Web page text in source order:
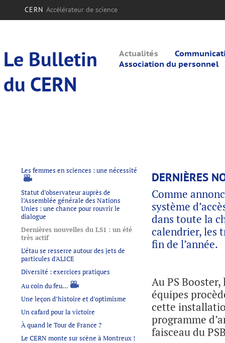
CERN Accélérateur de science
Le Bulletin
du CERN
Actualités
Association du personnel
Les femmes en sciences : une nécessité
Statut d’observateur auprès de
l’Assemblée générale des Nations
Unies : une chance pour rouvrir le
dialogue
Dernières nouvelles du LS1 : un été
très actif
L’étau se resserre autour des jets de
particules d'ALICE
Diversité : exercices pratiques
Au coin du feu…
Une leçon d’histoire et d’optimisme
Un cafard pour la victoire
À quand le Tour de France ?
Le CERN monte sur scène à Montreux !
DERNIÈRES
Comme
système
dans toute la
calendrier, les
fin de l’année.
Au PS
équipes
cette
programme
faisceau du